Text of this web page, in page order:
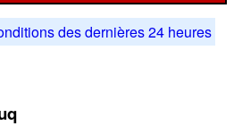
des dernières 24 heures